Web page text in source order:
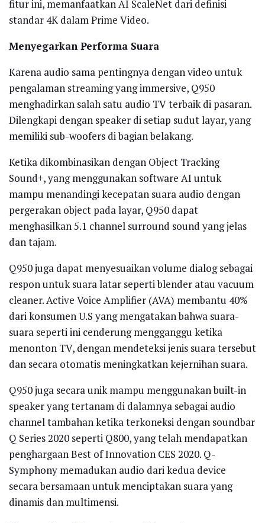
fitur ini, memanfaatkan AI ScaleNet dari definisi
standar 4K dalam Prime Video.
Menyegarkan Performa Suara
Karena audio sama pentingnya dengan video untuk
pengalaman streaming yang immersive, Q950
menghadirkan salah satu audio TV terbaik di pasaran.
Dilengkapi dengan speaker di setiap sudut layar, yang
memiliki sub-woofers di bagian belakang.
Ketika dikombinasikan dengan Object Tracking
Sound+, yang menggunakan software AI untuk
mampu menandingi kecepatan suara audio dengan
pergerakan object pada layar, Q950 dapat
menghasilkan 5.1 channel surround sound yang jelas
dan tajam.
Q950 juga dapat menyesuaikan volume dialog sebagai
respon untuk suara latar seperti blender atau vacuum
cleaner. Active Voice Amplifier (AVA) membantu 40%
dari konsumen U.S yang mengatakan bahwa suara-
suara seperti ini cenderung mengganggu ketika
menonton TV, dengan mendeteksi jenis suara tersebut
dan secara otomatis meningkatkan kejernihan suara.
Q950 juga secara unik mampu menggunakan built-in
speaker yang tertanam di dalamnya sebagai audio
channel tambahan ketika terkoneksi dengan soundbar
Q Series 2020 seperti Q800, yang telah mendapatkan
penghargaan Best of Innovation CES 2020. Q-
Symphony memadukan audio dari kedua device
secara bersamaan untuk menciptakan suara yang
dinamis dan multimensi.